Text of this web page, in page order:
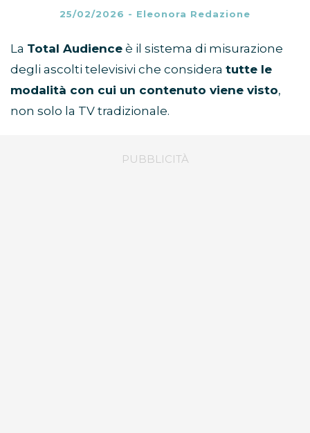
25/02/2026 - Eleonora Redazione
La Total Audience è il sistema di misurazione
degli ascolti televisivi che considera tutte le
modalità con cui un contenuto viene visto,
non solo la TV tradizionale.